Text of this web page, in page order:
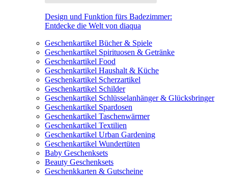
Design und Funktion fürs Badezimmer:
Entdecke die Welt von diaqua
Geschenkartikel Bücher & Spiele
Geschenkartikel Spirituosen & Getränke
Geschenkartikel Food
Geschenkartikel Haushalt & Küche
Geschenkartikel Scherzartikel
Geschenkartikel Schilder
Geschenkartikel Schlüsselanhänger & Glücksbringer
Geschenkartikel Spardosen
Geschenkartikel Taschenwärmer
Geschenkartikel Textilien
Geschenkartikel Urban Gardening
Geschenkartikel Wundertüten
Baby Geschenksets
Beauty Geschenksets
Geschenkkarten & Gutscheine